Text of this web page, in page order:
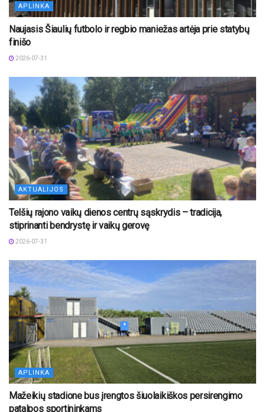
APLINKA
Naujasis Šiaulių futbolo ir regbio maniežas artėja prie statybų
finišo
2026-07-31
AKTUALIJOS
Telšių rajono vaikų dienos centrų sąskrydis – tradicija,
stiprinanti bendrystę ir vaikų gerovę
2026-07-31
APLINKA
Mažeikių stadione bus įrengtos šiuolaikiškos persirengimo
patalpos sportininkams